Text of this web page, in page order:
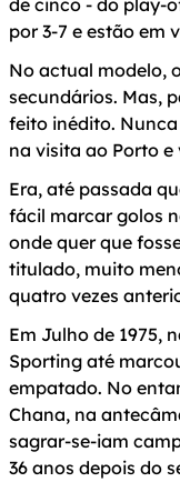
por 3-7 e estão em
No actual modelo,
secundários. Mas,
feito inédito.
na visita ao Porto e
Era, até passada
fácil marcar golos
onde quer que
titulado, muito
quatro vezes
Em Julho de 1975,
Sporting até
empatado. No
Chana, na
sagrar-se-iam
36 anos depois do